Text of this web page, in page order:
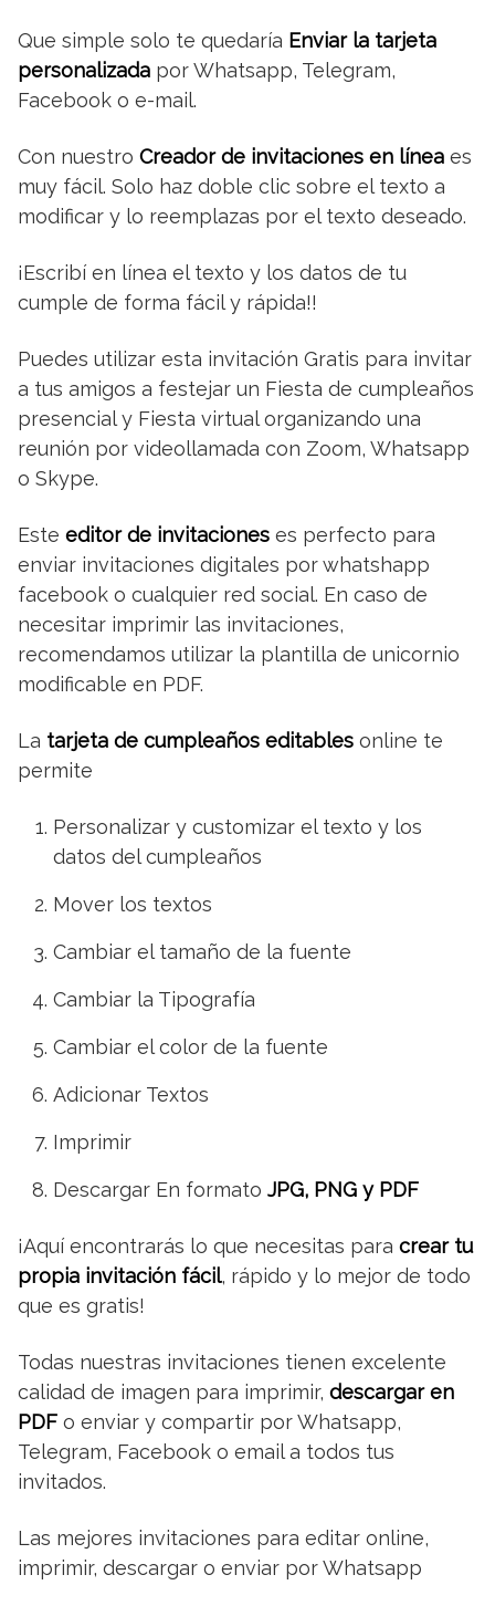
Que simple solo te quedaría Enviar la tarjeta
personalizada por Whatsapp, Telegram,
Facebook o e-mail.
Con nuestro Creador de invitaciones en línea es
muy fácil. Solo haz doble clic sobre el texto a
modificar y lo reemplazas por el texto deseado.
¡Escribí en línea el texto y los datos de tu
cumple de forma fácil y rápida!!
Puedes utilizar esta invitación Gratis para invitar
a tus amigos a festejar un Fiesta de cumpleaños
presencial y Fiesta virtual organizando una
reunión por videollamada con Zoom, Whatsapp
o Skype.
Este editor de invitaciones es perfecto para
enviar invitaciones digitales por whatshapp
facebook o cualquier red social. En caso de
necesitar imprimir las invitaciones,
recomendamos utilizar la plantilla de unicornio
modificable en PDF.
La tarjeta de cumpleaños editables online te
permite
Personalizar y customizar el texto y los
datos del cumpleaños
Mover los textos
Cambiar el tamaño de la fuente
Cambiar la Tipografía
Cambiar el color de la fuente
Adicionar Textos
Imprimir
Descargar En formato JPG, PNG y PDF
¡Aquí encontrarás lo que necesitas para crear tu
propia invitación fácil, rápido y lo mejor de todo
que es gratis!
Todas nuestras invitaciones tienen excelente
calidad de imagen para imprimir, descargar en
PDF o enviar y compartir por Whatsapp,
Telegram, Facebook o email a todos tus
invitados.
Las mejores invitaciones para editar online,
imprimir, descargar o enviar por Whatsapp